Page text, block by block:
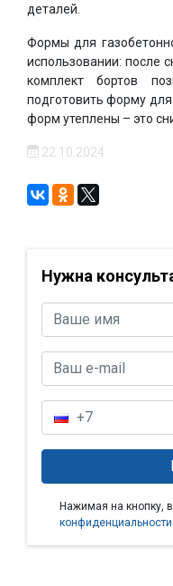
деталей.
Формы для
использовании: после
комплект бортов
подготовить форму
форм утеплены – это
22.10.2024
Нужна
Нажимая на кнопку,
конфиденциальности